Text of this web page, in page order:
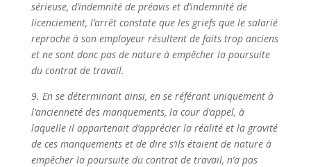
sérieuse, d’indemnité de préavis et d’indemnité de
licenciement, l’arrêt constate que les griefs que le salarié
reproche à son employeur résultent de faits trop anciens
et ne sont donc pas de nature à empêcher la poursuite
du contrat de travail.
9. En se déterminant ainsi, en se référant uniquement à
l’ancienneté des manquements, la cour d’appel, à
laquelle il appartenait d’apprécier la réalité et la gravité
de ces manquements et de dire s’ils étaient de nature à
empêcher la poursuite du contrat de travail, n’a pas